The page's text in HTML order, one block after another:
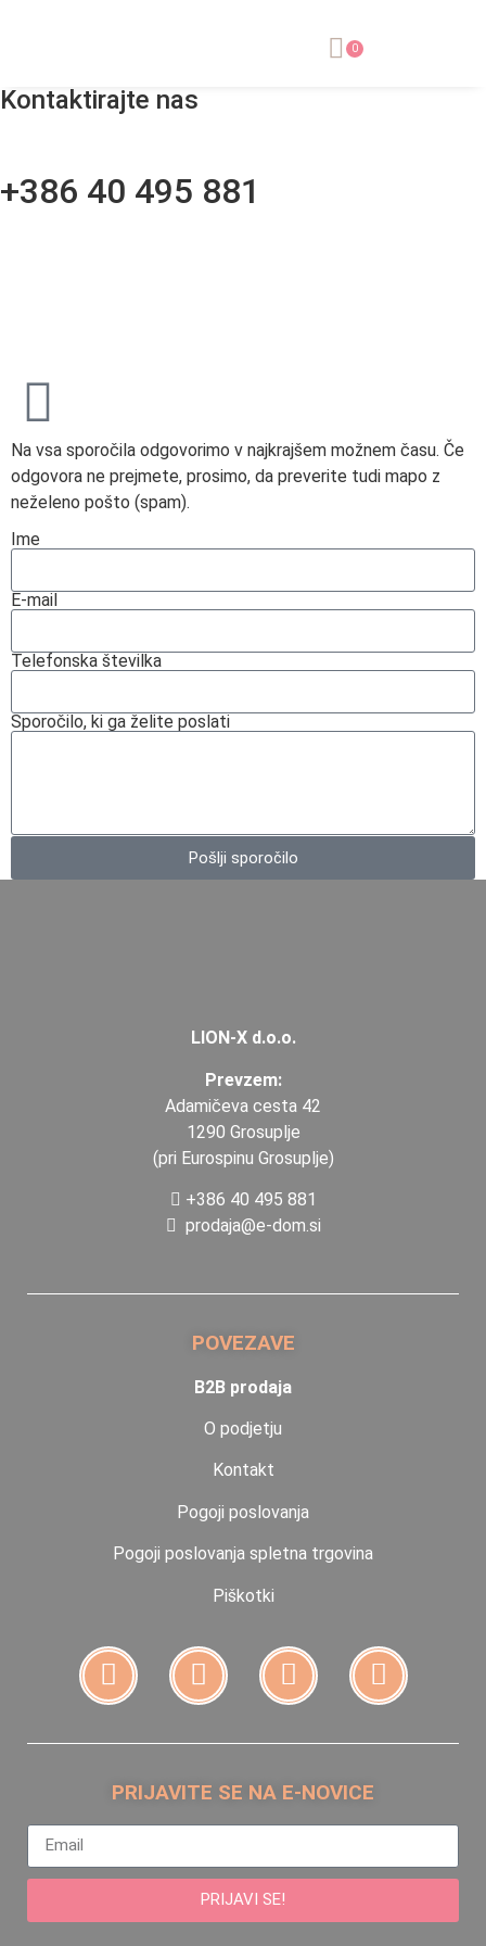
0
Kontaktirajte nas
+386 40 495 881
Na vsa sporočila odgovorimo v najkrajšem možnem času. Če
odgovora ne prejmete, prosimo, da preverite tudi mapo z
neželeno pošto (spam).
Ime
E-mail
Telefonska številka
Sporočilo, ki ga želite poslati
Pošlji sporočilo
LION-X d.o.o.
Prevzem:
Adamičeva cesta 42
1290 Grosuplje
(pri Eurospinu Grosuplje)
+386 40 495 881
prodaja@e-dom.si
POVEZAVE
B2B prodaja
O podjetju
Kontakt
Pogoji poslovanja
Pogoji poslovanja spletna trgovina
Piškotki
PRIJAVITE SE NA E-NOVICE
PRIJAVI SE!